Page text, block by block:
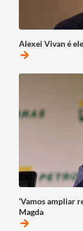
Alexei Vivan é
arrow_forward
‘Vamos ampliar
Magda
arrow_forward